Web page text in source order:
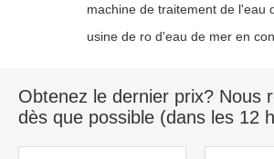
machine de traitement de l'eau
usine de ro d'eau de mer en
Obtenez le dernier prix? Nous
dès que possible (dans les 12